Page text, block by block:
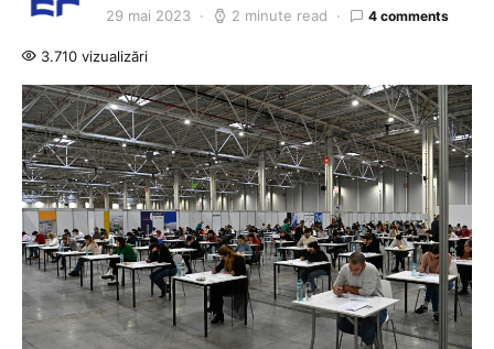
29 mai 2023 2 minute read 4 comments
3.710 vizualizări